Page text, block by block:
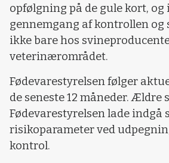
opfølgning på de gule kort, og
gennemgang af kontrollen
ikke bare hos
veterinærområdet.
Fødevarestyrelsen følger
de seneste 12 måneder. Ældre
Fødevarestyrelsen lade indgå
risikoparameter ved
kontrol.